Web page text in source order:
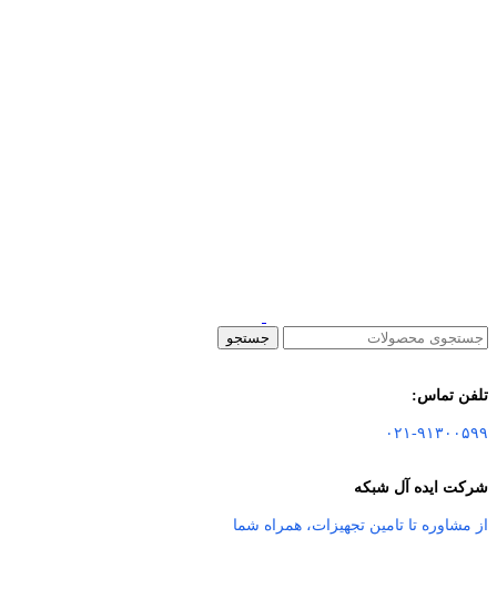
جستجو
تلفن تماس:
۰۲۱-۹۱۳۰۰۵۹۹
شرکت ایده آل شبکه
از مشاوره تا تامین تجهیزات، همراه شما